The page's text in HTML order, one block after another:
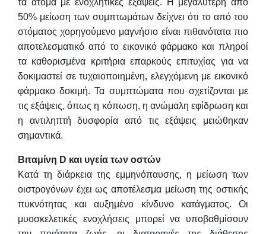
50% μείωση των συμπτωμάτων δείχνει ότι το από του
στόματος χορηγούμενο μαγνήσιο είναι πιθανότατα πιο
αποτελεσματικό από το εικονικό φάρμακο και πληροί
τα καθορισμένα κριτήρια επαρκούς επιτυχίας για να
δοκιμαστεί σε τυχαιοποιημένη, ελεγχόμενη με εικονικό
φάρμακο δοκιμή. Τα συμπτώματα που σχετίζονται με
τις εξάψεις, όπως η κόπωση, η ανώμαλη εφίδρωση και
η αντιληπτή δυσφορία από τις εξάψεις μειώθηκαν
σημαντικά.
Βιταμίνη D και υγεία των οστών
Κατά τη διάρκεια της εμμηνόπαυσης, η μείωση των
οιστρογόνων έχει ως αποτέλεσμα μείωση της οστικής
πυκνότητας και αυξημένο κίνδυνο κατάγματος. Οι
μυοσκελετικές ενοχλήσεις μπορεί να υποβαθμίσουν